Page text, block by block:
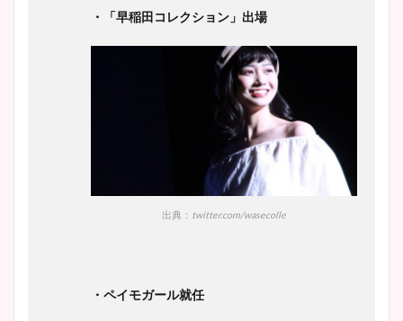
・「早稲田コレクション」出場
出典： twitter.com/wasecolle
・ペイモガール就任